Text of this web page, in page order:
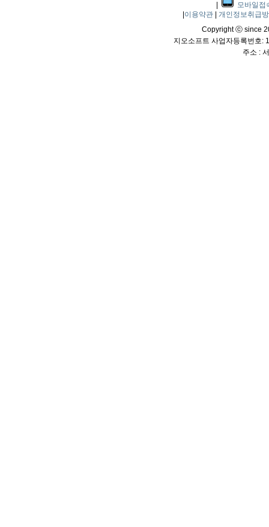
모바일접
이용약관
개인정보취급
Copyright ⓒ since
지오소프트 사업자등록번호:
주소 :